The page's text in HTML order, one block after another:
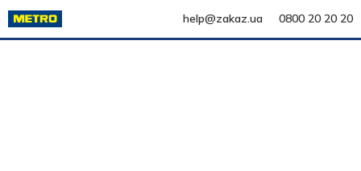
help@zakaz.ua 0800 20 20 20